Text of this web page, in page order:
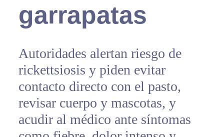
garrapatas
Autoridades alertan riesgo de
rickettsiosis y piden evitar
contacto directo con el pasto,
revisar cuerpo y mascotas, y
acudir al médico ante síntomas